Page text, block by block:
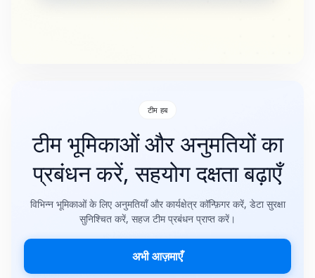
टीम हब
टीम भूमिकाओं और अनुमतियों का
प्रबंधन करें, सहयोग दक्षता बढ़ाएँ
विभिन्न भूमिकाओं के लिए अनुमतियाँ और कार्यक्षेत्र कॉन्फ़िगर करें, डेटा सुरक्षा
सुनिश्चित करें, सहज टीम प्रबंधन प्राप्त करें।
अभी आज़माएँ